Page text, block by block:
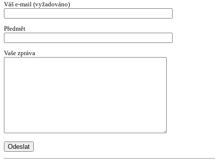
Váš e-mail (vyžadováno)
Předmět
Vaše zpráva